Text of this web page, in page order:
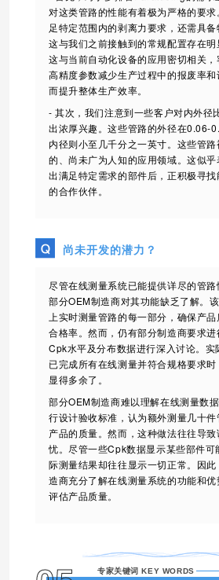
对这类管路的性能有着极为严格的要
足特定范围内的剥离力要求，还需具备
这与我们之前接触到的常规配置存在明
这与当前自动化设备的应用密切相关
高精度参数减少生产过程中的报废率
而提升整体生产效率。
- 其次，我们注意到一些客户对内外径
出浓厚兴趣。这些管路的外径在0.06-
内径则小至几千分之一英寸。这些管
的、尚未广为人知的应用领域。这似
出满足特定需求的部件后，正积极寻
的合作伙伴。
尚未开发的潜力？
尽管在线测量系统已能提供详尽的管
部分OEM制造商对其功能缺乏了解。
上实时测量管路的每一部分，确保产
合格率。然而，仍有部分制造商要求
Cpk水平及分布数据进行深入讨论。实
已完成所有在线测量并符合规格要求
显得多余了。
部分OEM制造商难以理解在线测量数
行设计验收标准，认为额外测量几十
产品的质量。然而，这种做法往往导
忧。尽管一些Cpk数据显示某些部件可
际测量结果却往往显示一切正常。因
造商充分了解在线测量系统的功能和
评估产品质量。
专家关键词 KEY WORDS